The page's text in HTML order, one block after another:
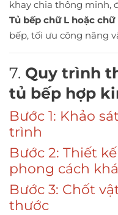
khay chia thông minh,
Tủ bếp chữ L hoặc chữ
bếp, tối ưu công năng
7. Quy trình
tủ bếp hợp
Bước 1: Khảo
trình
Bước 2: Thiết
phong cách
Bước 3: Chốt
thước